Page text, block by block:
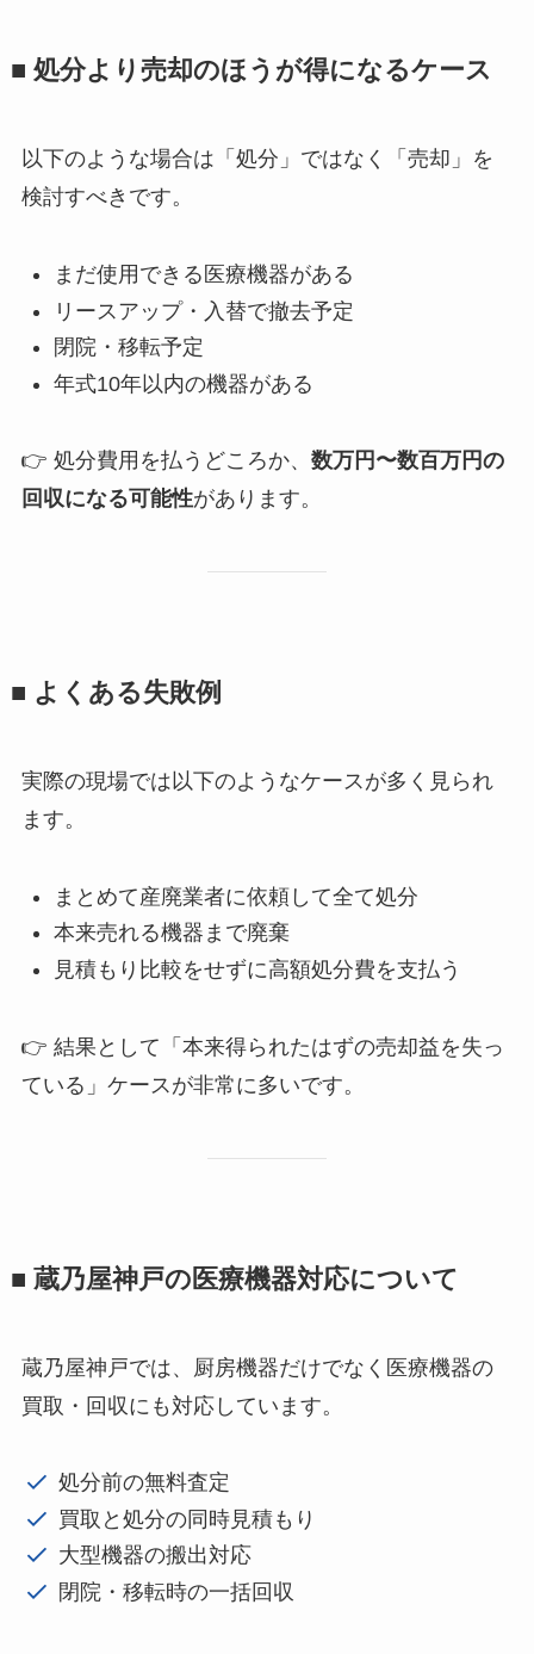
■ 処分より売却のほうが得になるケース
以下のような場合は「処分」ではなく「売却」を
検討すべきです。
まだ使用できる医療機器がある
リースアップ・入替で撤去予定
閉院・移転予定
年式10年以内の機器がある
👉 処分費用を払うどころか、 数万円〜数百万円の
回収になる可能性があります。
■ よくある失敗例
実際の現場では以下のようなケースが多く見られ
ます。
まとめて産廃業者に依頼して全て処分
本来売れる機器まで廃棄
見積もり比較をせずに高額処分費を支払う
👉 結果として「本来得られたはずの売却益を失っ
ている」ケースが非常に多いです。
■ 蔵乃屋神戸の医療機器対応について
蔵乃屋神戸では、厨房機器だけでなく医療機器の
買取・回収にも対応しています。
処分前の無料査定
買取と処分の同時見積もり
大型機器の搬出対応
閉院・移転時の一括回収